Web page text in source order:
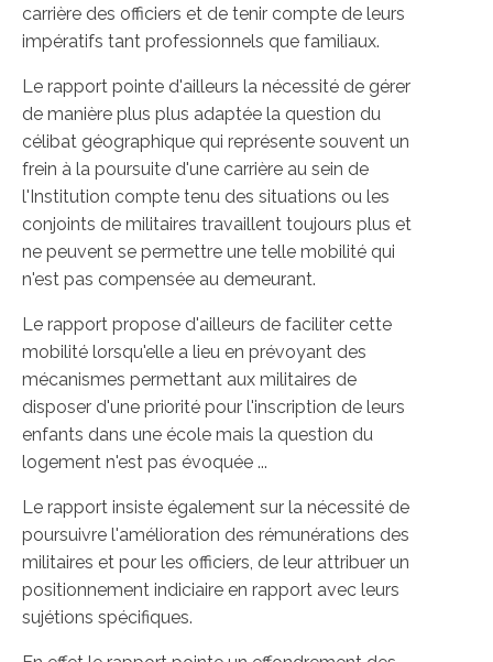
carrière des officiers et de tenir compte de leurs
impératifs tant professionnels que familiaux.
Le rapport pointe d'ailleurs la nécessité de gérer
de manière plus plus adaptée la question du
célibat géographique qui représente souvent un
frein à la poursuite d'une carrière au sein de
l'Institution compte tenu des situations ou les
conjoints de militaires travaillent toujours plus et
ne peuvent se permettre une telle mobilité qui
n'est pas compensée au demeurant.
Le rapport propose d'ailleurs de faciliter cette
mobilité lorsqu'elle a lieu en prévoyant des
mécanismes permettant aux militaires de
disposer d'une priorité pour l'inscription de leurs
enfants dans une école mais la question du
logement n'est pas évoquée ...
Le rapport insiste également sur la nécessité de
poursuivre l'amélioration des rémunérations des
militaires et pour les officiers, de leur attribuer un
positionnement indiciaire en rapport avec leurs
sujétions spécifiques.